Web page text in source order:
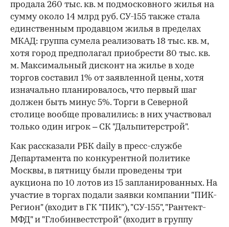
продала 260 тыс. кв. м подмосковного жилья на
сумму около 14 млрд руб. СУ-155 также стала
единственным продавцом жилья в пределах
МКАД: группа сумела реализовать 18 тыс. кв. м,
хотя город предполагал приобрести 80 тыс. кв.
м. Максимальный дисконт на жилье в ходе
торгов составил 1% от заявленной цены, хотя
изначально планировалось, что первый шаг
должен быть минус 5%. Торги в Северной
столице вообще провалились: в них участвовал
только один игрок – СК "Дальпитерстрой".
Как рассказали РБК daily в пресс-службе
Департамента по конкурентной политике
Москвы, в пятницу были проведены три
аукциона по 10 лотов из 15 запланированных. На
участие в торгах подали заявки компании "ПИК-
Регион" (входит в ГК "ПИК"), "СУ-155", "Рантект-
МФД" и "Глобинвестстрой" (входит в группу